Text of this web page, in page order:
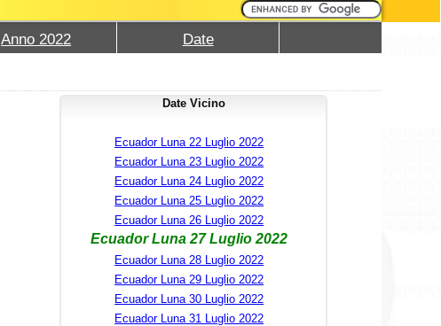
Anno 2022 Date
Date Vicino
Ecuador Luna 22 Luglio 2022
Ecuador Luna 23 Luglio 2022
Ecuador Luna 24 Luglio 2022
Ecuador Luna 25 Luglio 2022
Ecuador Luna 26 Luglio 2022
Ecuador Luna 27 Luglio 2022
Ecuador Luna 28 Luglio 2022
Ecuador Luna 29 Luglio 2022
Ecuador Luna 30 Luglio 2022
Ecuador Luna 31 Luglio 2022